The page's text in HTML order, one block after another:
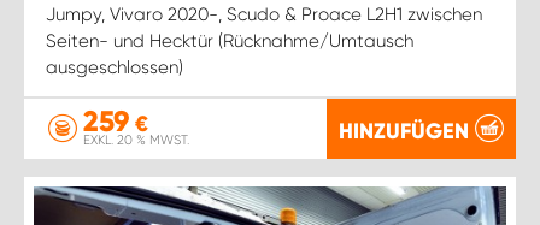
Jumpy, Vivaro 2020-, Scudo & Proace L2H1 zwischen
Seiten- und Hecktür (Rücknahme/Umtausch
ausgeschlossen)
259 €
EXKL. 20 % MWST. HINZUFÜGEN